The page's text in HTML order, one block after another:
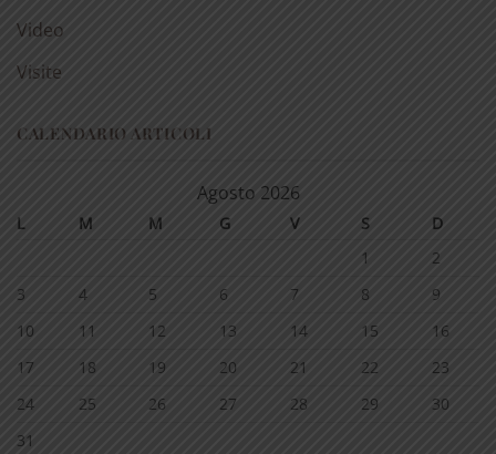
Video
Visite
CALENDARIO ARTICOLI
Agosto 2026
L M M G V S
D
1
2
3
4 5 6 7 8
9
10
11 12 13 14 15
16
17
18 19 20 21 22
23
24
25 26 27 28 29
30
31